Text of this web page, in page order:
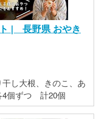
| 長野県 おやき
し大根、きのこ、あ
4個ずつ 計20個